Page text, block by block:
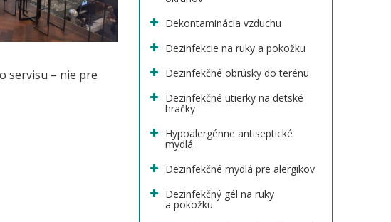
servisu – nie pre
Dekontaminácia vzduchu
Dezinfekcie na ruky a pokožku
Dezinfekčné obrúsky do terénu
Dezinfekčné utierky na detské
hračky
Hypoalergénne antiseptické
mydlá
Dezinfekčné mydlá pre alergikov
Dezinfekčný gél na ruky
a pokožku